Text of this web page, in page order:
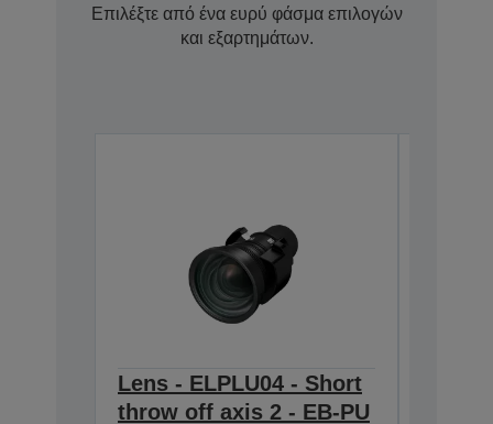
Επιλέξτε από ένα ευρύ φάσμα επιλογών
και εξαρτημάτων.
Lens - ELPLU04 - Short
throw off axis 2 - EB-PU